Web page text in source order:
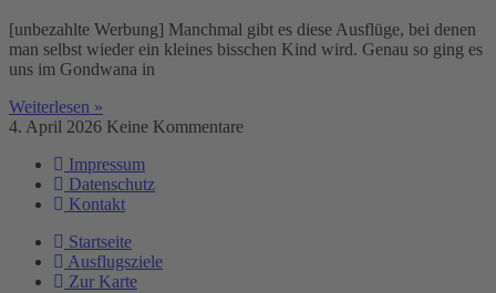
[unbezahlte Werbung] Manchmal gibt es diese Ausflüge, bei denen
man selbst wieder ein kleines bisschen Kind wird. Genau so ging es
uns im Gondwana in
Weiterlesen »
4. April 2026 Keine Kommentare
Impressum
Datenschutz
Kontakt
Startseite
Ausflugsziele
Zur Karte